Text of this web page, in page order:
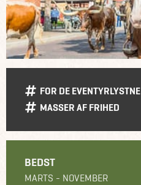
FOR DE EVENTYRLYSTNE
MASSER AF FRIHED
BEDST
MARTS - NOVEMBER